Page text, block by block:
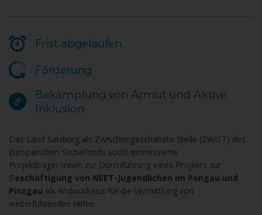
Frist abgelaufen
Förderung
Bekämpfung von Armut und Aktive
Inklusion
Das Land Salzburg als Zwischengeschaltete Stelle (ZWIST) des
Europäischen Sozialfonds sucht interessierte
Projektträger/innen zur Durchführung eines Projekts zur
Beschäftigung von NEET-Jugendlichen im Pongau und
Pinzgau als Andockbasis für die Vermittlung von
weiterführenden Hilfen.